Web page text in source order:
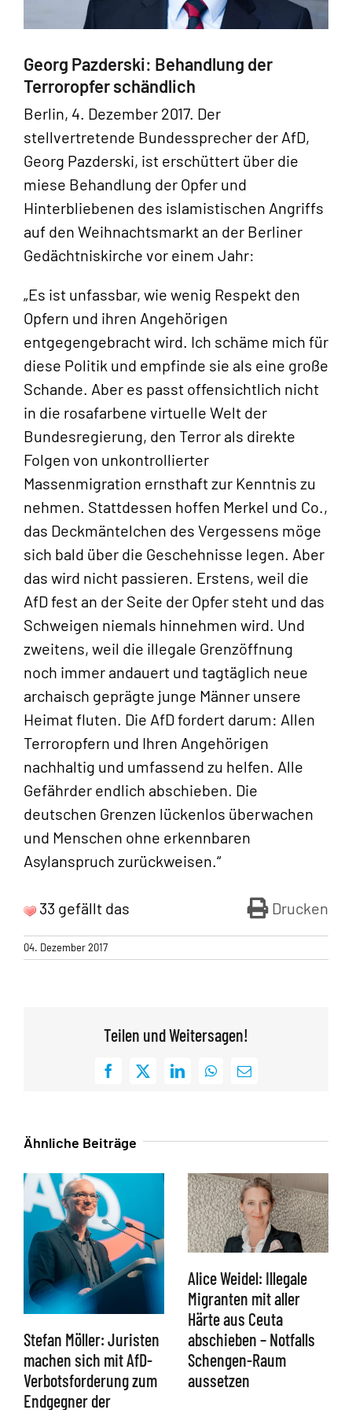
Georg Pazderski: Behandlung der
Terroropfer schändlich
Berlin, 4. Dezember 2017. Der
stellvertretende Bundessprecher der AfD,
Georg Pazderski, ist erschüttert über die
miese Behandlung der Opfer und
Hinterbliebenen des islamistischen Angriffs
auf den Weihnachtsmarkt an der Berliner
Gedächtniskirche vor einem Jahr:
„Es ist unfassbar, wie wenig Respekt den
Opfern und ihren Angehörigen
entgegengebracht wird. Ich schäme mich für
diese Politik und empfinde sie als eine große
Schande. Aber es passt offensichtlich nicht
in die rosafarbene virtuelle Welt der
Bundesregierung, den Terror als direkte
Folgen von unkontrollierter
Massenmigration ernsthaft zur Kenntnis zu
nehmen. Stattdessen hoffen Merkel und Co.,
das Deckmäntelchen des Vergessens möge
sich bald über die Geschehnisse legen. Aber
das wird nicht passieren. Erstens, weil die
AfD fest an der Seite der Opfer steht und das
Schweigen niemals hinnehmen wird. Und
zweitens, weil die illegale Grenzöffnung
noch immer andauert und tagtäglich neue
archaisch geprägte junge Männer unsere
Heimat fluten. Die AfD fordert darum: Allen
Terroropfern und Ihren Angehörigen
nachhaltig und umfassend zu helfen. Alle
Gefährder endlich abschieben. Die
deutschen Grenzen lückenlos überwachen
und Menschen ohne erkennbaren
Asylanspruch zurückweisen.“
Drucken
33 gefällt das
04. Dezember 2017
Teilen und Weitersagen!
Facebook
X LinkedInWhatsApp
E-
Ähnliche Beiträge
Stefan Möller: Juristen
machen sich mit AfD-
Verbotsforderung zum
Endgegner der
Alice Weidel: Illegale
Migranten mit aller
Härte aus Ceuta
abschieben – Notfalls
Schengen-Raum
aussetzen